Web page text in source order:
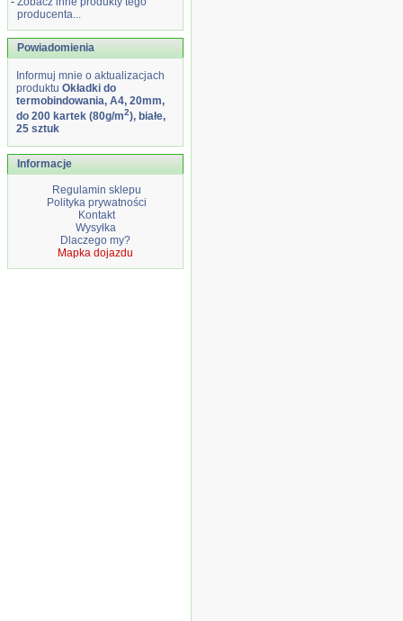
producenta...
Powiadomienia
Informuj mnie o aktualizacjach
produktu Okładki do
termobindowania, A4, 20mm,
do 200 kartek (80g/m2), białe,
25 sztuk
Informacje
Regulamin sklepu
Polityka prywatności
Kontakt
Wysyłka
Dlaczego my?
Mapka dojazdu